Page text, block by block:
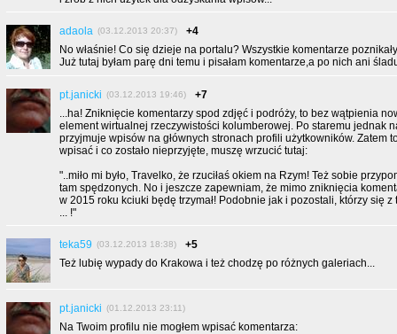
adaola (03.12.2013 20:37)
+4
No właśnie! Co się dzieje na portalu? Wszystkie komentarze
Już tutaj byłam parę dni temu i pisałam komentarze,a po nich ani
pt.janicki (03.12.2013 19:46)
+7
...ha! Zniknięcie komentarzy spod zdjęć i podróży, to bez wątpienia
element wirtualnej rzeczywistości kolumberowej. Po staremu jednak
przyjmuje wpisów na głównych stronach profili użytkowników. Zatem
wpisać i co zostało nieprzyjęte, muszę wrzucić tutaj:
"..miło mi było, Travelko, że rzuciłaś okiem na Rzym! Też sobie
tam spędzonych. No i jeszcze zapewniam, że mimo zniknięcia
w 2015 roku kciuki będę trzymał! Podobnie jak i pozostali, którzy się z
... !"
teka59 (03.12.2013 18:38)
+5
Też lubię wypady do Krakowa i też chodzę po różnych galeriach...
pt.janicki (01.12.2013 23:11)
Na Twoim profilu nie mogłem wpisać komentarza: